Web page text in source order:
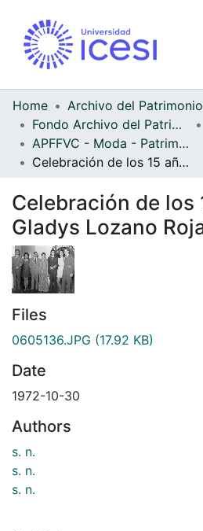
Home
Fondo Archivo del Patrimonio Fotográfico y Fílmico del Valle del Cauca
APFFVC - Moda - Patrimonial
Celebración de los 15 años de Gladys Lozano Rojas
Celebración de los
Gladys Lozano
Files
0605136.JPG (17.92 KB)
Date
1972-10-30
Authors
s. n.
s. n.
s. n.